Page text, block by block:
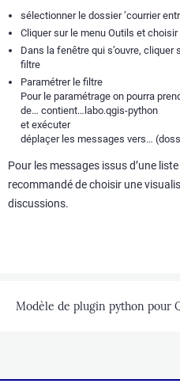
sélectionner le dossier ’courrier
Cliquer sur le menu Outils et
Dans la fenêtre qui s’ouvre,
filtre
Paramétrer le filtre
Pour le paramétrage on pourra
de… contient…labo.qgis-python
et exécuter
déplaçer les messages vers…
Pour les messages issus d’une
recommandé de choisir une
discussions.
Modèle de plugin python pour